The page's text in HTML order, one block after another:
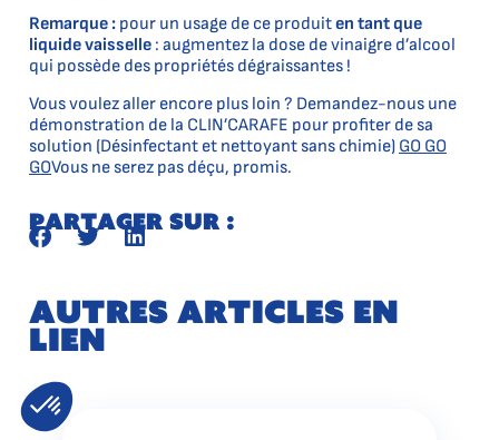
Remarque : pour un usage de ce produiten tant que
liquide vaisselle : augmentez la dose de vinaigre d’alcool
qui possède des propriétés dégraissantes !
Vous voulez aller encore plus loin ? Demandez-nous une
démonstration de la CLIN’CARAFE pour profiter de sa
solution (Désinfectant et nettoyant sans chimie) GO GO
GOVous ne serez pas déçu, promis.
Partager sur :
Autres articles en
lien